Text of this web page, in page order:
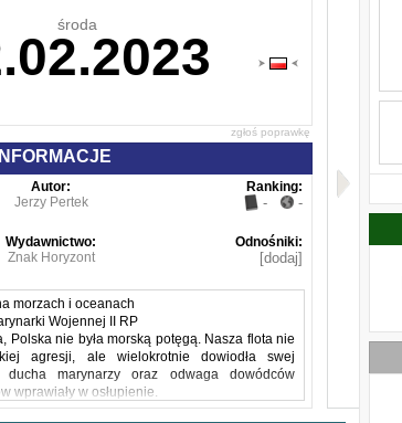
środa
zgłoś poprawkę
INFORMACJE
Autor:
Jerzy Pertek
Ranking:
- -
Wydawnictwo:
Znak Horyzont
Odnośniki:
[dodaj]
morzach i oceanach
Wojennej II RP
Polska nie była morską potęgą. Nasza flota nie
agresji, ale wielokrotnie dowiodła swej
marynarzy oraz odwaga dowódców
wprawiały w osłupienie.
ojczyzny na morzach, oceanach i rzekach,